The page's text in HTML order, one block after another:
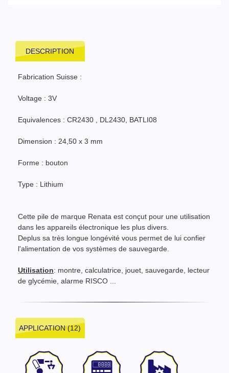
DESCRIPTION
Fabrication Suisse :
Voltage : 3V
Equivalences : CR2430 , DL2430, BATLI08
Dimension : 24,50 x 3 mm
Forme : bouton
Type : Lithium
Cette pile de marque Renata est conçut pour une utilisation
dans les appareils électronique les plus divers.
Deplus sa très longue longévité vous permet de lui confier
l'alimentation de vos systèmes de sauvegarde.
Utilisation: montre, calculatrice, jouet, sauvegarde, lecteur
de glycémie, alarme RISCO ...
APPLICATION (12)